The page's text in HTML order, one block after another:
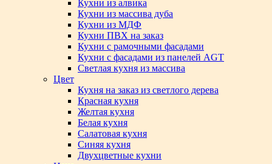
Кухни из алвика
Кухни из массива дуба
Кухни из МДФ
Кухни ПВХ на заказ
Кухни с рамочными фасадами
Кухни с фасадами из панелей AGT
Светлая кухня из массива
Цвет
Кухня на заказ из светлого дерева
Красная кухня
Желтая кухня
Белая кухня
Салатовая кухня
Синяя кухня
Двухцветные кухни